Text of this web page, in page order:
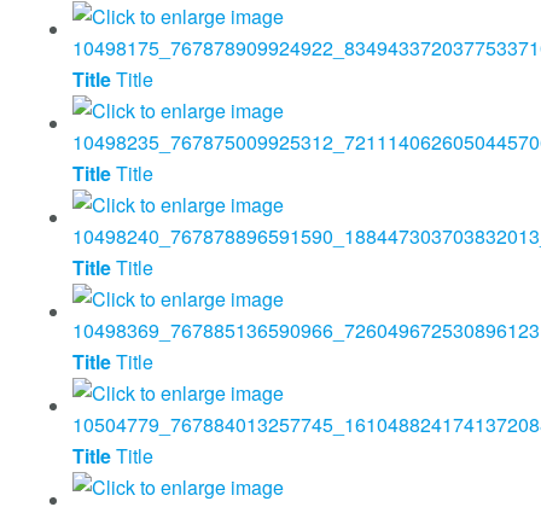
TitleTitle
TitleTitle
TitleTitle
TitleTitle
TitleTitle